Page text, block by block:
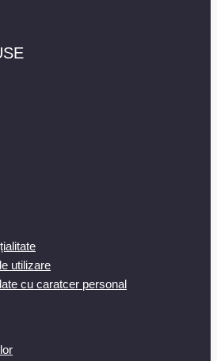
utilizare
cu caratcer personal